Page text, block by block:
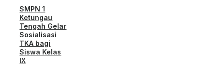
SMPN 1
Ketungau
Tengah Gelar
Sosialisasi
TKA bagi
Siswa Kelas
IX